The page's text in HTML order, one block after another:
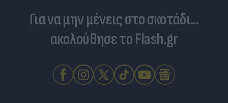
Για να μην μένεις στο σκοτάδι...
ακολούθησε το Flash.gr